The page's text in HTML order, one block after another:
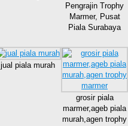
Pengrajin Trophy
Marmer, Pusat
Piala Surabaya
jual piala murah
grosir piala
marmer,ageb piala
murah,agen trophy